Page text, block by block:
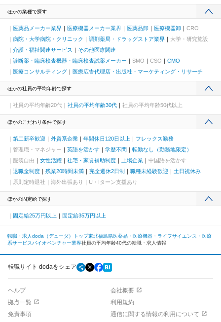
ほかの業種で探す
医薬品メーカー業界 医療機器メーカー業界 医薬品卸 医療機器卸
CRO
病院・大学病院・クリニック
調剤薬局・ドラッグストア業界
大学・研究施設
介護・福祉関連サービス
その他医療関連
診断薬・臨床検査機器・臨床検査試薬メーカー
SMO CSO
CMO
医療コンサルティング
医療広告代理店・出版社・マーケティング・リサーチ
ほかの社員の平均年齢で探す
社員の平均年齢20代 社員の平均年齢30代 社員の平均年齢50代以上
ほかのこだわり条件で探す
第二新卒歓迎 外資系企業 年間休日120日以上
フレックス勤務
管理職・マネジャー
英語を活かす 学歴不問
転勤なし（勤務地限定）
服装自由
女性活躍 社宅・家賃補助制度 上場企業
中国語を活かす
退職金制度
残業20時間未満 完全週休2日制 職種未経験歓迎
土日祝休み
原則定時退社
海外出張あり U・Iターン支援あり
ほかの固定給で探す
固定給25万円以上 固定給35万円以上
転職・求人doda（デューダ）トップ東北福島県医薬品・医療機器・ライフサイエンス・医療
系サービス バイオベンチャー業界社員の平均年齢40代の転職・求人情報
転職サイト dodaをシェア
ヘルプ
会社概要
拠点一覧
利用規約
免責事項
通信に関する情報の利用について